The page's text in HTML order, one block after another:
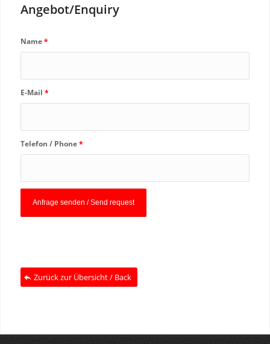
Angebot/Enquiry
Name*
E-Mail *
Telefon / Phone*
Zurück zur Übersicht / Back